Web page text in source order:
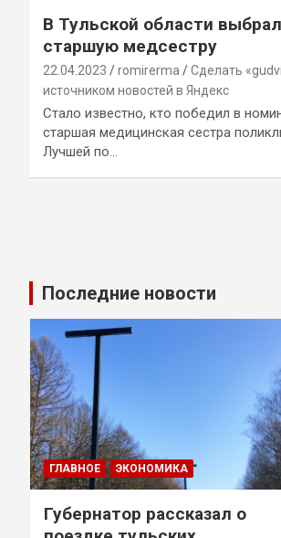
В Тульской области
старшую медсестру
22.04.2023 romirerma
Сделать
источником новостей в Яндекс
Стало известно, кто победил в
старшая медицинская сестра
Лучшей по…
записям
Последние новости
ГЛАВНОЕ ЭКОНОМИКА
Губернатор рассказал о